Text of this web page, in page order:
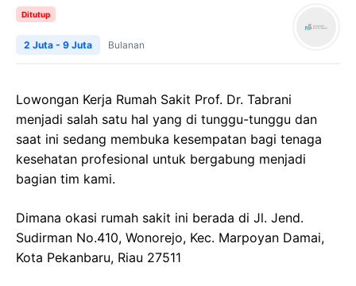
Ditutup
2 Juta - 9 Juta Bulanan
Lowongan Kerja Rumah Sakit Prof. Dr. Tabrani
menjadi salah satu hal yang di tunggu-tunggu dan
saat ini sedang membuka kesempatan bagi tenaga
kesehatan profesional untuk bergabung menjadi
bagian tim kami.
Dimana okasi rumah sakit ini berada di Jl. Jend.
Sudirman No.410, Wonorejo, Kec. Marpoyan Damai,
Kota Pekanbaru, Riau 27511